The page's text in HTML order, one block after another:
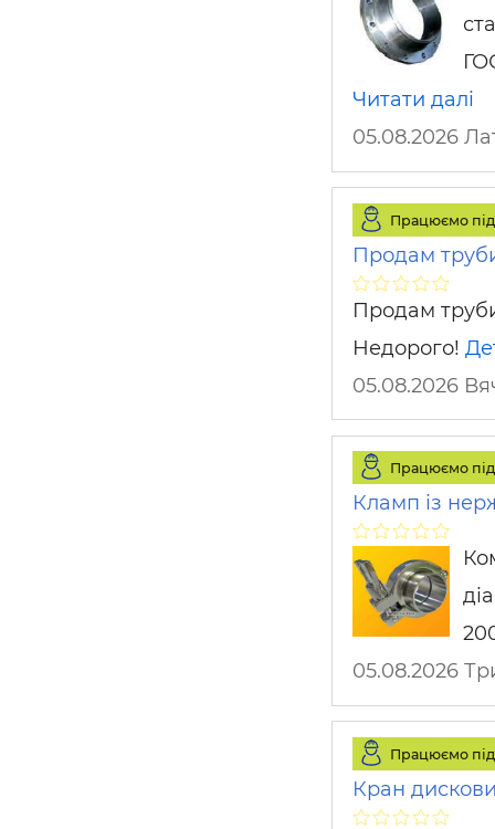
Читати далі
05.08.2026
Працюємо
Продам
Продам
Недорого!
05.08.2026
Працюємо
Кламп із
05.08.2026
Працюємо
Кран